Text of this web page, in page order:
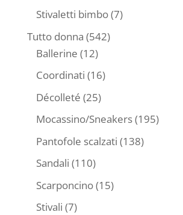
Stivaletti bimbo 77
Tutto donna 542542
Ballerine 1212
prodotti
Coordinati 1616
Décolleté 2525
prodotti
Mocassino/Sneakers 195195
Pantofole scalzati 138138
Sandali 110110
prodotti
Scarponcino 1515
Stivali 77